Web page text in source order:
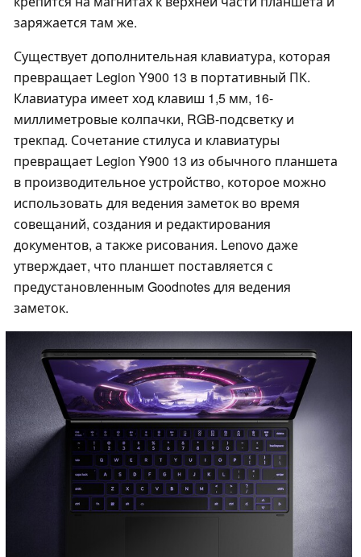
заряжается там же.
Существует дополнительная клавиатура, которая
превращает Legion Y900 13 в портативный ПК.
Клавиатура имеет ход клавиш 1,5 мм, 16-
миллиметровые колпачки, RGB-подсветку и
трекпад. Сочетание стилуса и клавиатуры
превращает Legion Y900 13 из обычного планшета
в производительное устройство, которое можно
использовать для ведения заметок во время
совещаний, создания и редактирования
документов, а также рисования. Lenovo даже
утверждает, что планшет поставляется с
предустановленным Goodnotes для ведения
заметок.